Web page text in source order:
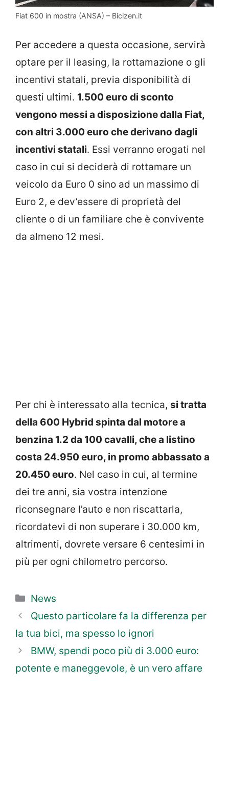
Fiat 600 in mostra (ANSA) – Bicizen.it
Per accedere a questa occasione, servirà
optare per il leasing, la rottamazione o gli
incentivi statali, previa disponibilità di
questi ultimi. 1.500 euro di sconto
vengono messi a disposizione dalla Fiat,
con altri 3.000 euro che derivano dagli
incentivi statali. Essi verranno erogati nel
caso in cui si deciderà di rottamare un
veicolo da Euro 0 sino ad un massimo di
Euro 2, e dev’essere di proprietà del
cliente o di un familiare che è convivente
da almeno 12 mesi.
Per chi è interessato alla tecnica, si tratta
della 600 Hybrid spinta dal motore a
benzina 1.2 da 100 cavalli, che a listino
costa 24.950 euro, in promo abbassato a
20.450 euro. Nel caso in cui, al termine
dei tre anni, sia vostra intenzione
riconsegnare l’auto e non riscattarla,
ricordatevi di non superare i 30.000 km,
altrimenti, dovrete versare 6 centesimi in
più per ogni chilometro percorso.
Categorie
News
Questo particolare fa la differenza per
la tua bici, ma spesso lo ignori
BMW, spendi poco più di 3.000 euro:
potente e maneggevole, è un vero affare